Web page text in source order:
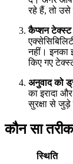
रहे हैं, तो
कैप्शन टेक्स्ट
नहीं। इनका
किए गए
अनुवाद को
का इरादा
सुरक्षा से जुड़े
कौन सा
स्थिति